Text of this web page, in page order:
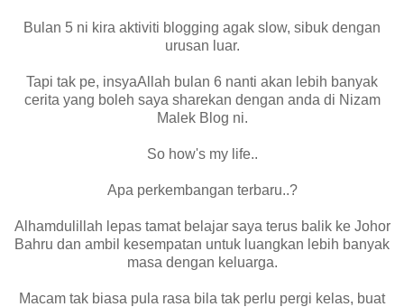
Bulan 5 ni kira aktiviti blogging agak slow, sibuk dengan
urusan luar.
Tapi tak pe, insyaAllah bulan 6 nanti akan lebih banyak
cerita yang boleh saya sharekan dengan anda di Nizam
Malek Blog ni.
So how's my life..
Apa perkembangan terbaru..?
Alhamdulillah lepas tamat belajar saya terus balik ke Johor
Bahru dan ambil kesempatan untuk luangkan lebih banyak
masa dengan keluarga.
Macam tak biasa pula rasa bila tak perlu pergi kelas, buat